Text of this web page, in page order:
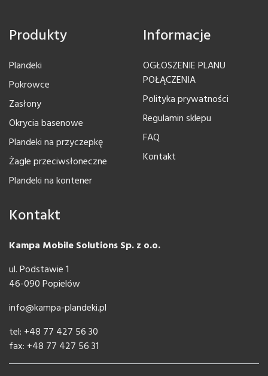
Produkty
Plandeki
Pokrowce
Zasłony
Okrycia basenowe
Plandeki na przyczepkę
Żagle przeciwsłoneczne
Plandeki na kontener
Informacje
OGŁOSZENIE PLANU
POŁĄCZENIA
Polityka prywatności
Regulamin sklepu
FAQ
Kontakt
Kontakt
Kampa Mobile Solutions Sp. z o.o.
ul. Podstawie 1
46-090 Popielów
info@kampa-plandeki.pl
tel: +48 77 427 56 30
fax: +48 77 427 56 31